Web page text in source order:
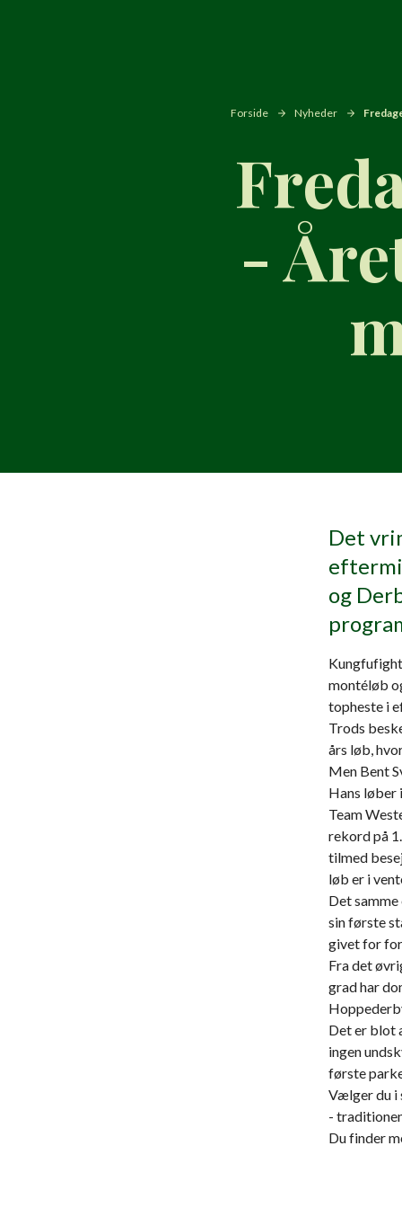
Forside Nyheder
-
Det
og
montéløb
topheste i
Trods
års løb,
Men Bent
Hans løber
Team
rekord på
tilmed
løb er i
Det
sin første
givet for
Fra det
grad har
Det er blot
ingen
første
Vælger du i
-
Du finder